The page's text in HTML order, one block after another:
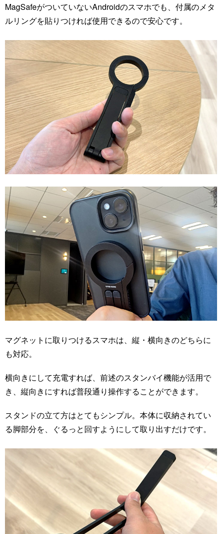
MagSafeがついていないAndroidのスマホでも、付属のメタ
ルリングを貼りつければ使用できるので安心です。
マグネットに取りつけるスマホは、縦・横向きのどちらに
も対応。
横向きにして充電すれば、前述のスタンバイ機能が活用で
き、縦向きにすれば普段通り操作することができます。
スタンドの立て方はとてもシンプル。本体に収納されてい
る脚部分を、ぐるっと回すようにして取り出すだけです。